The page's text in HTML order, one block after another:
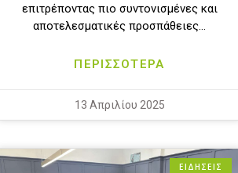
επιτρέποντας πιο συντονισμένες και
αποτελεσματικές προσπάθειες…
ΠΕΡΙΣΣΟΤΕΡΑ
13 Απριλίου 2025
ΕΙΔΗΣΕΙΣ